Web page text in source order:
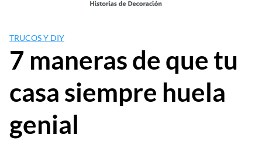
TRUCOS Y DIY
7 maneras de que tu
casa siempre huela
genial